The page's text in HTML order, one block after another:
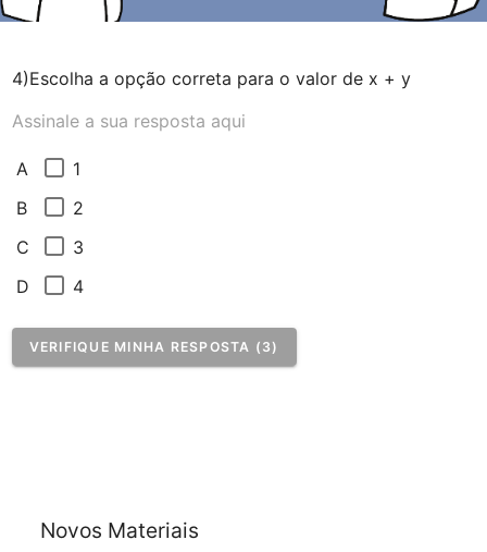
4)Escolha a opção correta para o valor de x + y
Assinale a sua resposta aqui
A
1
B
2
C
3
D
4
VERIFIQUE MINHA RESPOSTA (3)
Novos Materiais